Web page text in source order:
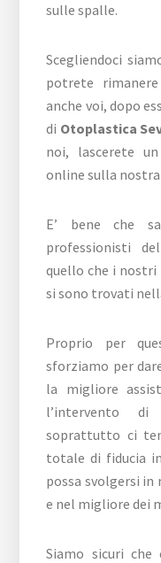
sulle spalle.
Scegliendoci
potrete
anche voi, dopo
di Otoplastica
noi, lascerete
online sulla nostra
E’ bene che
professionisti
quello che i nostri
si sono trovati
Proprio per
sforziamo per
la migliore
l’intervento di
soprattutto ci
totale di fiducia
possa svolgersi in
e nel migliore dei
Siamo sicuri